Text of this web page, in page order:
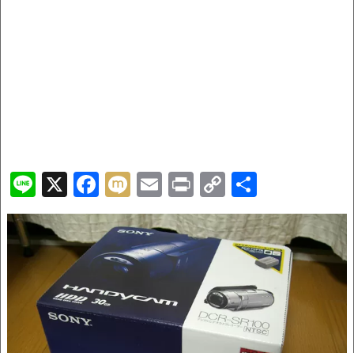
Li
n
e
X
F
a
c
e
b
o
M
ix
i
E
m
ai
l
Pr
in
t
C
o
p
y
Li
n
k
有